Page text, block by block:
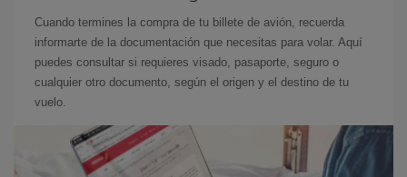
Cuando termines la compra de tu billete de avión, recuerda
informarte de la documentación que necesitas para volar. Aquí
puedes consultar si requieres visado, pasaporte, seguro o
cualquier otro documento, según el origen y el destino de tu
vuelo.